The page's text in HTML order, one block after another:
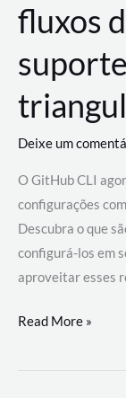
fluxos
Deixe um
O GitHub CLI
configurações
Descubra o que
configurá-los em
aproveitar esses
GitHub
revoluciona
Read More »